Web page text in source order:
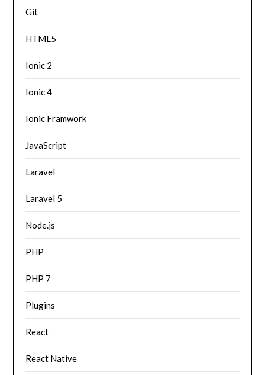
Git
HTML5
Ionic 2
Ionic 4
Ionic Framwork
JavaScript
Laravel
Laravel 5
Node.js
PHP
PHP 7
Plugins
React
React Native